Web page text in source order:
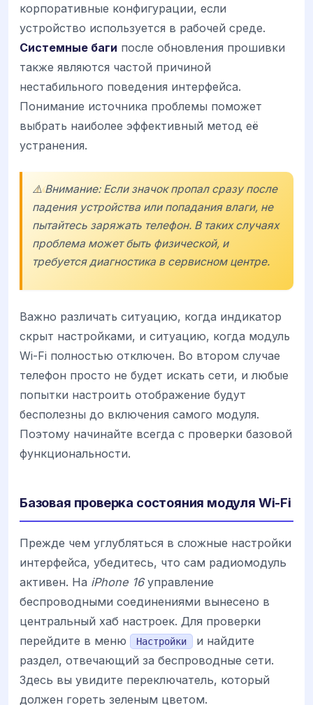
корпоративные конфигурации, если
устройство используется в рабочей среде.
Системные баги после обновления прошивки
также являются частой причиной
нестабильного поведения интерфейса.
Понимание источника проблемы поможет
выбрать наиболее эффективный метод её
устранения.
⚠️ Внимание: Если значок пропал сразу после
падения устройства или попадания влаги, не
пытайтесь заряжать телефон. В таких случаях
проблема может быть физической, и
требуется диагностика в сервисном центре.
Важно различать ситуацию, когда индикатор
скрыт настройками, и ситуацию, когда модуль
Wi-Fi полностью отключен. Во втором случае
телефон просто не будет искать сети, и любые
попытки настроить отображение будут
бесполезны до включения самого модуля.
Поэтому начинайте всегда с проверки базовой
функциональности.
Базовая проверка состояния модуля Wi-Fi
Прежде чем углубляться в сложные настройки
интерфейса, убедитесь, что сам радиомодуль
активен. На iPhone 16управление
беспроводными соединениями вынесено в
центральный хаб настроек. Для проверки
перейдите в меню
Настройки
и найдите
раздел, отвечающий за беспроводные сети.
Здесь вы увидите переключатель, который
должен гореть зеленым цветом.